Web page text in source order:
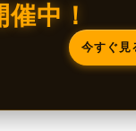
中！
今すぐ見